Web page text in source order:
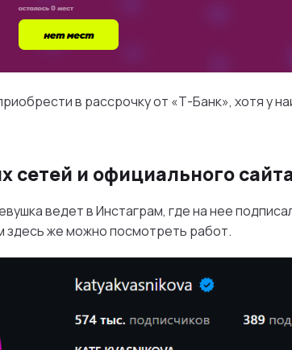
в рассрочку от «Т-Банк», хотя у
сетей и официального
ведет в Инстаграм, где на нее
здесь же можно посмотреть работ.